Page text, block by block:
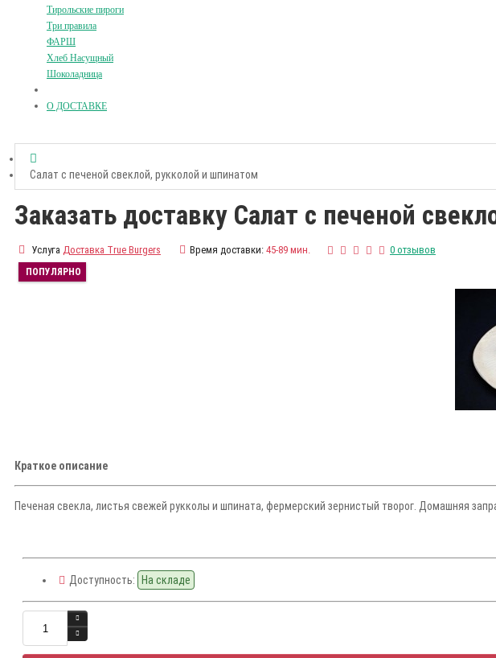
Тирольские пироги
Три правила
ФАРШ
Хлеб Насущный
Шоколадница
О ДОСТАВКЕ
Салат с печеной свеклой, рукколой и шпинатом
Заказать доставку Салат с печеной
Услуга Доставка True Burgers Время доставки: 45-89 мин. 0 отзывов
ПОПУЛЯРНО
Краткое описание
Печеная свекла, листья свежей рукколы и шпината, фермерский зернистый творог. Домашняя
Доступность: На складе